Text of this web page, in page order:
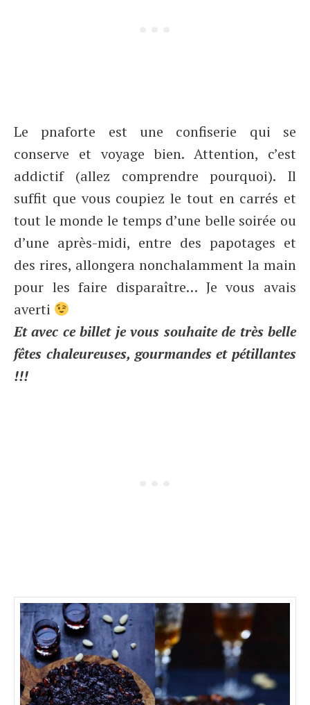
Le pnaforte est une confiserie qui se
conserve et voyage bien. Attention, c’est
addictif (allez comprendre pourquoi). Il
suffit que vous coupiez le tout en carrés et
tout le monde le temps d’une belle soirée ou
d’une après-midi, entre des papotages et
des rires, allongera nonchalamment la main
pour les faire disparaître… Je vous avais
averti
Et avec ce billet je vous souhaite de très belle
fêtes chaleureuses, gourmandes et pétillantes
!!!